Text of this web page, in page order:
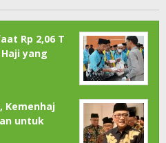
Rp 2,06 T
yang
Kemenhaj
untuk